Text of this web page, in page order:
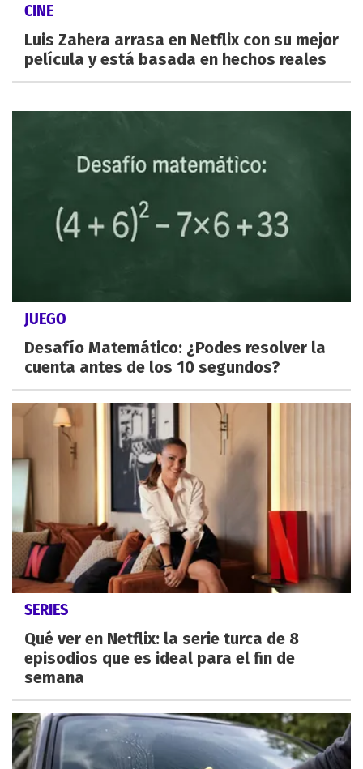
CINE
Luis Zahera arrasa en Netflix con su mejor
película y está basada en hechos reales
JUEGO
Desafío Matemático: ¿Podes resolver la
cuenta antes de los 10 segundos?
SERIES
Qué ver en Netflix: la serie turca de 8
episodios que es ideal para el fin de
semana